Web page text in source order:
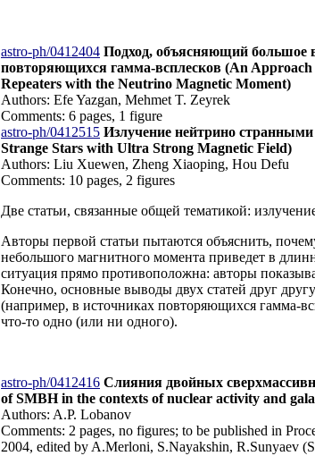
astro-ph/0412404 Подход, объясняющий большое
повторяющихся гамма-всплесков (An
Repeaters with the Neutrino Magnetic Moment)
Authors: Efe Yazgan, Mehmet T. Zeyrek
Comments: 6 pages, 1 figure
astro-ph/0412515 Излучение нейтрино
Strange Stars with Ultra Strong Magnetic Field)
Authors: Liu Xuewen, Zheng Xiaoping, Hou Defu
Comments: 10 pages, 2 figures
Две статьи, связанные общей тематикой:
Авторы первой статьи пытаются объяснить,
небольшого магнитного момента приведет в
ситуация прямо противоположна: авторы
Конечно, основные выводы двух статей друг
(например, в источниках повторяющихся гамма-
что-то одно (или ни одного).
astro-ph/0412416 Слияния двойных
of SMBH in the contexts of nuclear activity and
Authors: A.P. Lobanov
Comments: 2 pages, no figures; to be published in
2004, edited by A.Merloni, S.Nayakshin, R.Sunyaev